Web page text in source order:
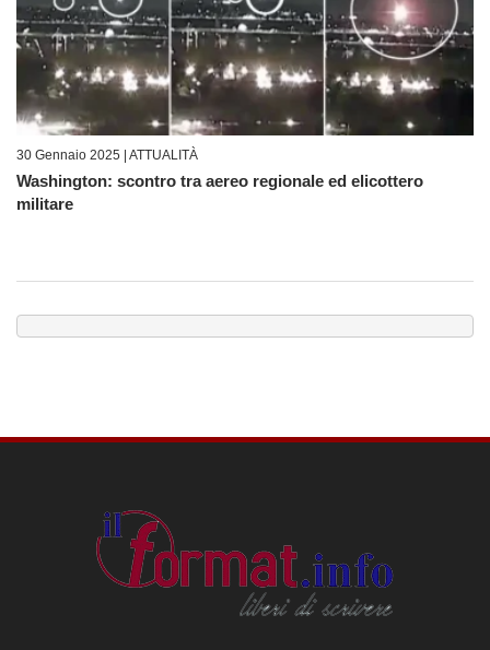
30 Gennaio 2025 | ATTUALITÀ
Washington: scontro tra aereo regionale ed elicottero
militare